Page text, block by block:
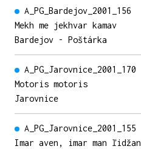
A_PG_Bardejov_2001_156
Mekh me jekhvar kamav
Bardejov - Poštárka
A_PG_Jarovnice_2001_170
Motoris motoris
Jarovnice
A_PG_Jarovnice_2001_155
Imar aven, imar man ľidžan